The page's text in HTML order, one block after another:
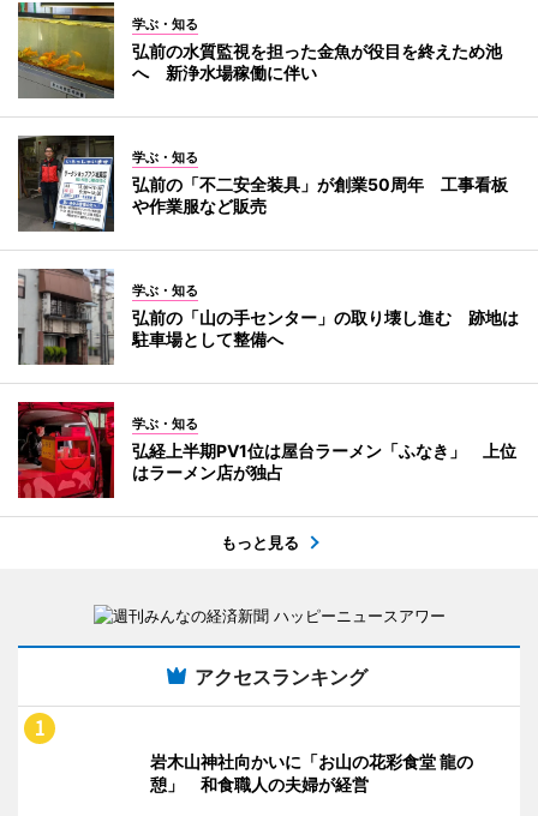
学ぶ・知る
弘前の水質監視を担った金魚が役目を終えため池
へ 新浄水場稼働に伴い
学ぶ・知る
弘前の「不二安全装具」が創業50周年 工事看板
や作業服など販売
学ぶ・知る
弘前の「山の手センター」の取り壊し進む 跡地は
駐車場として整備へ
学ぶ・知る
弘経上半期PV1位は屋台ラーメン「ふなき」 上位
はラーメン店が独占
もっと見る
アクセスランキング
岩木山神社向かいに「お山の花彩食堂 龍の
憩」 和食職人の夫婦が経営